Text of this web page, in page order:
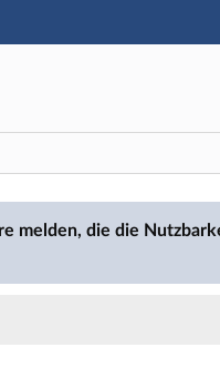
melden, die die